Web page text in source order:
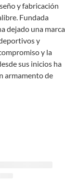
y fabricación
Fundada
dejado una marca
y
y la
sus inicios ha
armamento de